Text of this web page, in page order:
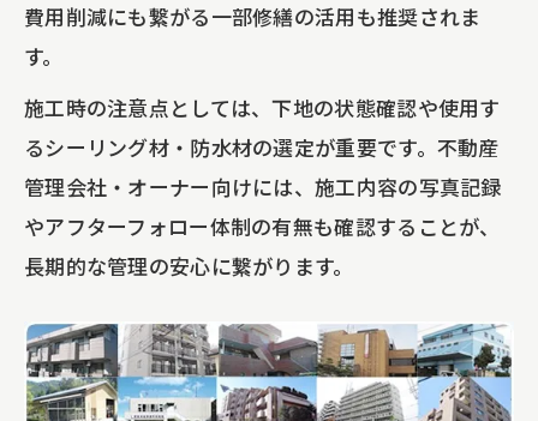
費用削減にも繋がる一部修繕の活用も推奨されま
す。
施工時の注意点としては、下地の状態確認や使用す
るシーリング材・防水材の選定が重要です。不動産
管理会社・オーナー向けには、施工内容の写真記録
やアフターフォロー体制の有無も確認することが、
長期的な管理の安心に繋がります。